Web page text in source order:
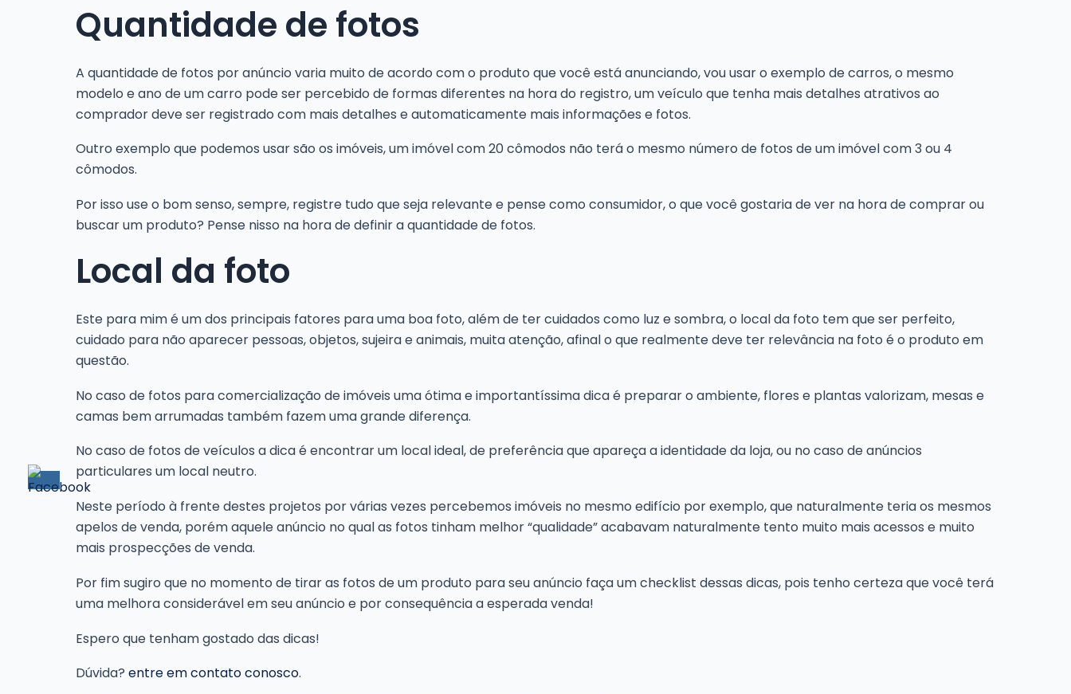
Quantidade de fotos
A quantidade de fotos por anúncio varia muito de acordo com o produto que você está anunciando, vou usar o exemplo de carros, o mesmo
modelo e ano de um carro pode ser percebido de formas diferentes na hora do registro, um veículo que tenha mais detalhes atrativos ao
comprador deve ser registrado com mais detalhes e automaticamente mais informações e fotos.
Outro exemplo que podemos usar são os imóveis, um imóvel com 20 cômodos não terá o mesmo número de fotos de um imóvel com 3 ou 4
cômodos.
Por isso use o bom senso, sempre, registre tudo que seja relevante e pense como consumidor, o que você gostaria de ver na hora de comprar ou
buscar um produto? Pense nisso na hora de definir a quantidade de fotos.
Local da foto
Este para mim é um dos principais fatores para uma boa foto, além de ter cuidados como luz e sombra, o local da foto tem que ser perfeito,
cuidado para não aparecer pessoas, objetos, sujeira e animais, muita atenção, afinal o que realmente deve ter relevância na foto é o produto em
questão.
No caso de fotos para comercialização de imóveis uma ótima e importantíssima dica é preparar o ambiente, flores e plantas valorizam, mesas e
camas bem arrumadas também fazem uma grande diferença.
No caso de fotos de veículos a dica é encontrar um local ideal, de preferência que apareça a identidade da loja, ou no caso de anúncios
particulares um local neutro.
Neste período à frente destes projetos por várias vezes percebemos imóveis no mesmo edifício por exemplo, que naturalmente teria os mesmos
apelos de venda, porém aquele anúncio no qual as fotos tinham melhor “qualidade” acabavam naturalmente tento muito mais acessos e muito
mais prospecções de venda.
Por fim sugiro que no momento de tirar as fotos de um produto para seu anúncio faça um checklist dessas dicas, pois tenho certeza que você terá
uma melhora considerável em seu anúncio e por consequência a esperada venda!
Espero que tenham gostado das dicas!
Dúvida? entre em contato conosco.